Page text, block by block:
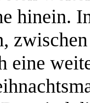
hinein.
eine